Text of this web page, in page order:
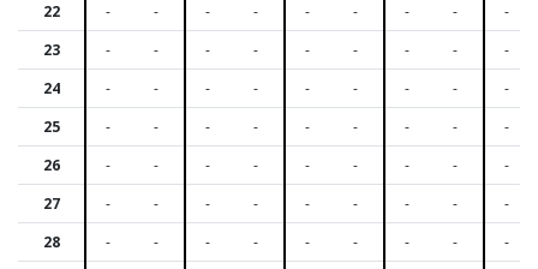
22
- - - - - - - -
-
23
- - - - - - - -
-
24
- - - - - - - -
-
25
- - - - - - - -
-
26
- - - - - - - -
-
27
- - - - - - - -
-
28
- - - - - - - -
-